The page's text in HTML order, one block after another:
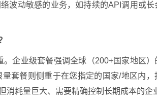
波动敏感的业务，如持续的API调用或长
。企业级套餐强调全球（200+国家地区）
套餐则侧重于在您指定的国家/地区内，
耗量巨大、需要精确控制长期成本的企